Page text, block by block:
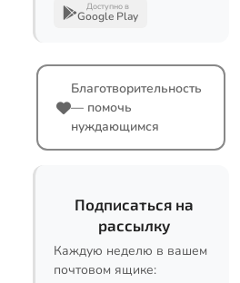
Доступно в
Google Play
Благотворительность
— помочь
нуждающимся
Подписаться на
рассылку
Каждую неделю в вашем
почтовом ящике: